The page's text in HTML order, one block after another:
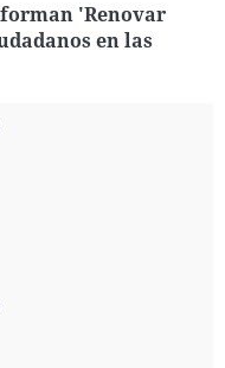
'Renovar
en las